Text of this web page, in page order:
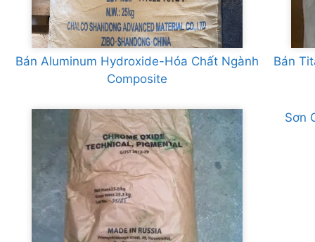
Bán Aluminum Hydroxide-Hóa Chất Ngành
Composite
Bán
Sơn